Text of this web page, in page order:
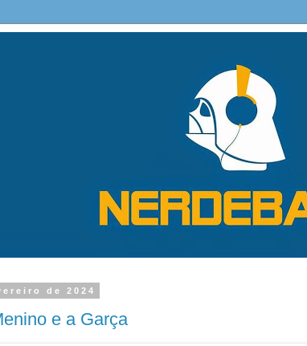
de 2024
e a Garça